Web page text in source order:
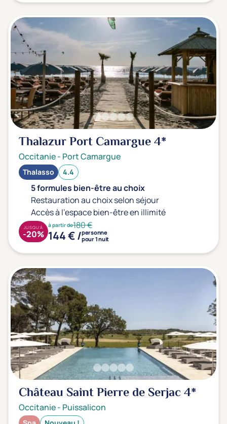
Thalazur Port Camargue4*
Occitanie- Port Camargue
Thalasso 4.4
5 formules bien-être au choix
Restauration au choix selon séjour
Accès à l'espace bien-être en illimité
à partir de180 €
144 € /personne
pour 1 nuit
JUSQU'À
-20%
Château Saint Pierre de Serjac4*
Occitanie- Puissalicon